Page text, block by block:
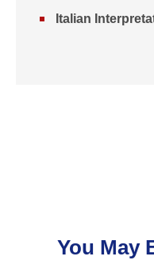
Italian
You May